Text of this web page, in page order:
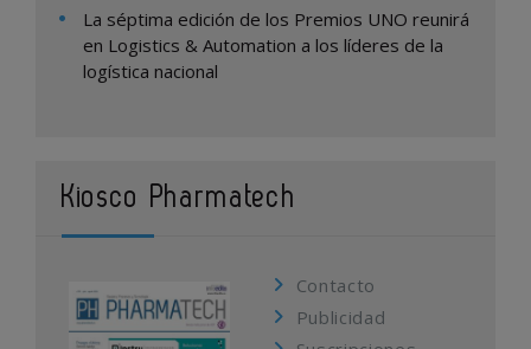
La séptima edición de los Premios UNO reunirá
en Logistics & Automation a los líderes de la
logística nacional
Kiosco Pharmatech
Contacto
Publicidad